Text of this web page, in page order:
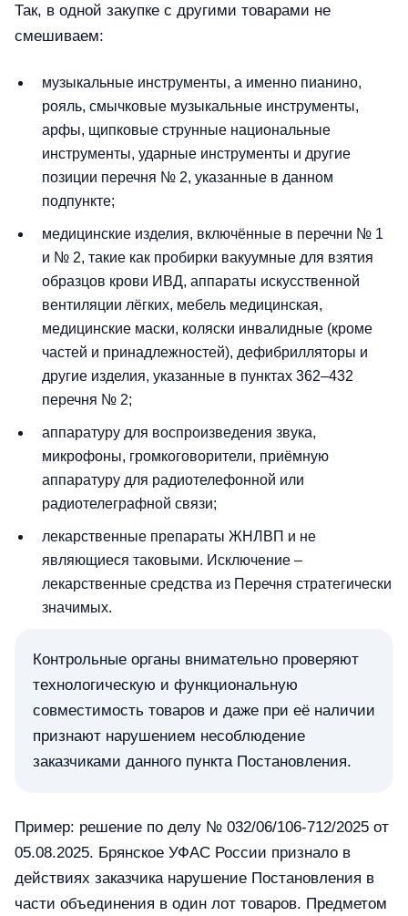
Так, в одной закупке с другими товарами не
смешиваем:
музыкальные инструменты, а именно пианино,
рояль, смычковые музыкальные инструменты,
арфы, щипковые струнные национальные
инструменты, ударные инструменты и другие
позиции перечня № 2, указанные в данном
подпункте;
медицинские изделия, включённые в перечни № 1
и № 2, такие как пробирки вакуумные для взятия
образцов крови ИВД, аппараты искусственной
вентиляции лёгких, мебель медицинская,
медицинские маски, коляски инвалидные (кроме
частей и принадлежностей), дефибрилляторы и
другие изделия, указанные в пунктах 362–432
перечня № 2;
аппаратуру для воспроизведения звука,
микрофоны, громкоговорители, приёмную
аппаратуру для радиотелефонной или
радиотелеграфной связи;
лекарственные препараты ЖНЛВП и не
являющиеся таковыми. Исключение –
лекарственные средства из Перечня стратегически
значимых.
Контрольные органы внимательно проверяют
технологическую и функциональную
совместимость товаров и даже при её наличии
признают нарушением несоблюдение
заказчиками данного пункта Постановления.
Пример: решение по делу № 032/06/106-712/2025 от
05.08.2025. Брянское УФАС России признало в
действиях заказчика нарушение Постановления в
части объединения в один лот товаров. Предметом